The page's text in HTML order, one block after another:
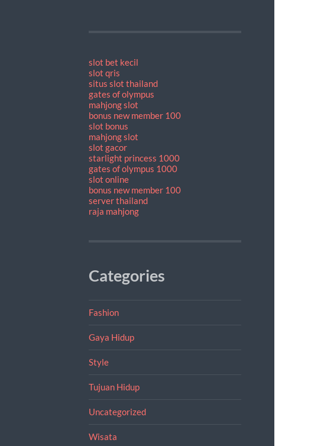
slot bet kecil
slot qris
situs slot thailand
gates of olympus
mahjong slot
bonus new member 100
slot bonus
mahjong slot
slot gacor
starlight princess 1000
gates of olympus 1000
slot online
bonus new member 100
server thailand
raja mahjong
Categories
Fashion
Gaya Hidup
Style
Tujuan Hidup
Uncategorized
Wisata